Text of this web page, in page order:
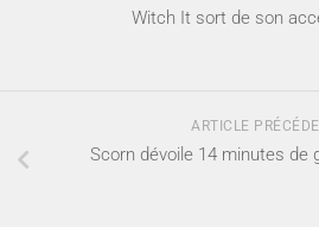
Witch It sort de son
ARTICLE
Scorn dévoile 14 minutes de